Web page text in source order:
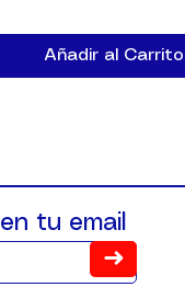
Añadir al Carrito
tu email
➜